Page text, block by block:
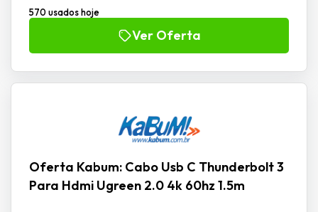
570 usados hoje
Ver Oferta
Oferta Kabum: Cabo Usb C Thunderbolt 3
Para Hdmi Ugreen 2.0 4k 60hz 1.5m